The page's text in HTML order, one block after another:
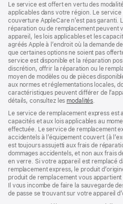
Le service est offert en vertu des
applicables dans votre région. Le service
couverture AppleCare n’est pas garanti.
réparation ou de remplacement peuvent
appareil, les lois applicables et les
agréés Apple à l’endroit où la demande
que certaines options ne soient pas
service est disponible et la réparation
discrétion, offrir la réparation ou le
moyen de modèles ou de pièces
aux normes et réglementations locales,
caractéristiques peuvent différer de
détails, consultez les modalités
une
nouvelle
fenêtre)
Le service de remplacement express est
capacités et aux lois applicables au
effectuée. Le service de remplacement
accidentels à l’équipement couvert (à
est toujours assujetti aux frais de
dommages accidentels, et non aux frais
en verre. Si votre appareil est remplacé
remplacement express, le produit
produit de remplacement vous
Il vous incombe de faire la sauvegarde
de passe se trouvant sur votre appareil